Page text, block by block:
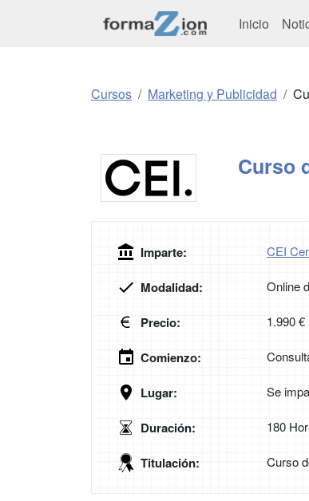
Inicio
Cursos Marketing y Publicidad
Curso
Imparte: CEI
Modalidad: Online
Precio: 1.990 €
Comienzo:
Lugar: Se
Duración: 180
Titulación: Curso